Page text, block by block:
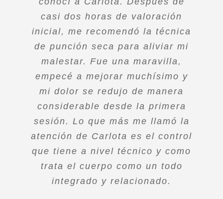
casi dos horas de valoración
inicial, me recomendó la técnica
de punción seca para aliviar mi
malestar. Fue una maravilla,
empecé a mejorar muchísimo y
mi dolor se redujo de manera
considerable desde la primera
sesión. Lo que más me llamó la
atención de Carlota es el control
que tiene a nivel técnico y como
trata el cuerpo como un todo
integrado y relacionado.
zona. Si algo puedo destacar de
Carlota es la mejoría que noté
desde la primera sesión.
Resolvió todas mis dudas y me
hizo sentir que el tiempo de la
sesión no era un problema, que
lo importante para ella era
ayudarme a estar bien,lo que me
hizo sentir muy segura y
tranquila.
Carlota es una profesional muy
cercana, te hace sentir como en
Carlota se centra en la precisión
del tratamiento y no en las
agujas del reloj. Su trato cercano
y abierto te hace sentir mucha
tranquilidad y a la vez gracias a
su valoración tan completa
sientes que estas en buenas
manos. Me transmitió una
confianza absoluta desde la
primera sesión. Y lo más
importante alivio mi dolor.